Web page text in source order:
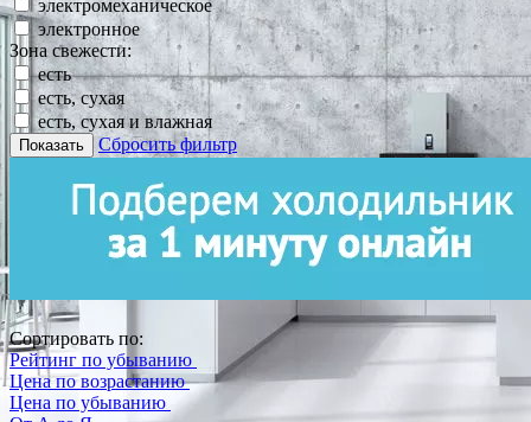
электромеханическое
электронное
Зона свежести:
есть
есть, сухая
есть, сухая и влажная
Показать Сбросить фильтр
Сортировать по:
Рейтинг по убыванию
Цена по возрастанию
Цена по убыванию